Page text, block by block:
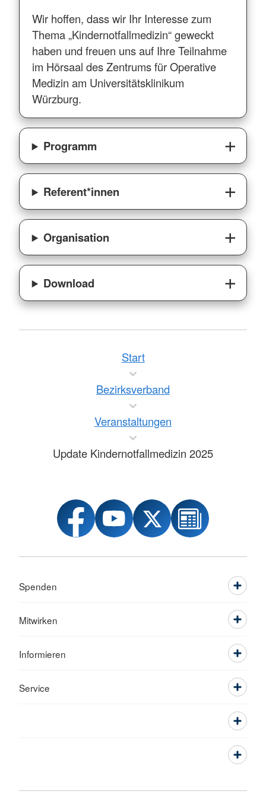
Wir hoffen, dass wir Ihr Interesse zum
Thema „Kindernotfallmedizin“ geweckt
haben und freuen uns auf Ihre Teilnahme
im Hörsaal des Zentrums für Operative
Medizin am Universitätsklinikum
Würzburg.
Programm
Referent*innen
Organisation
Download
Start
Bezirksverband
Veranstaltungen
Update Kindernotfallmedizin 2025
Spenden
Mitwirken
Informieren
Service